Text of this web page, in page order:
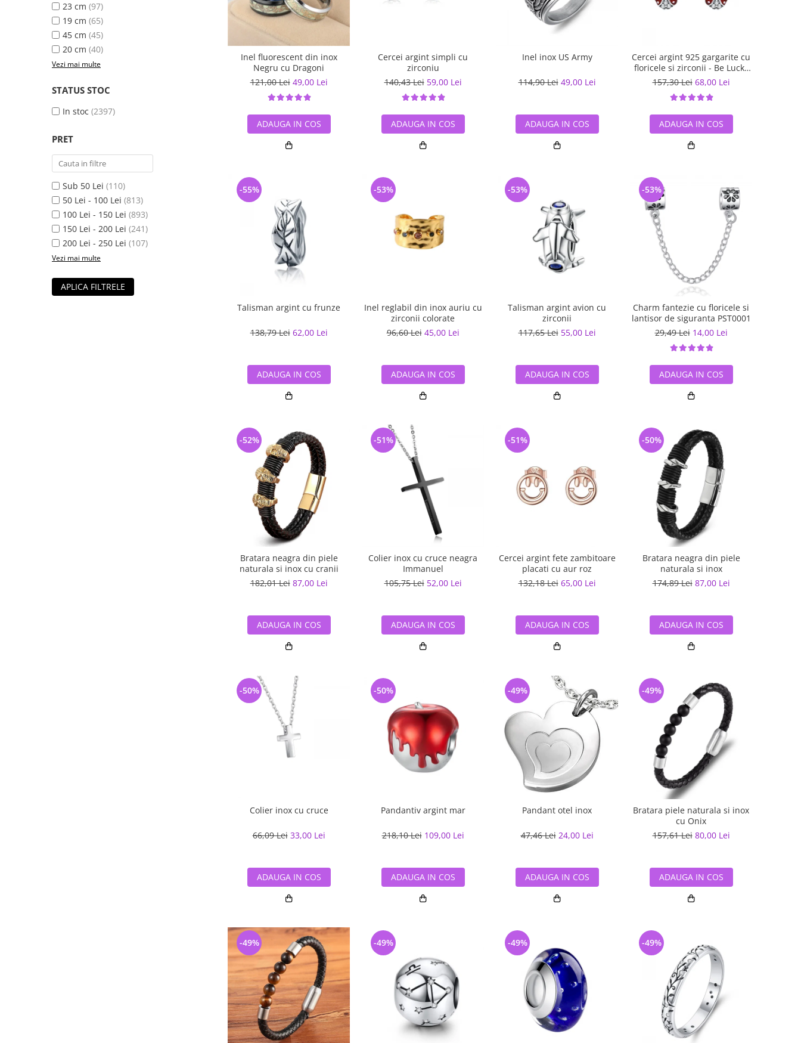
23 cm (97)
19 cm (65)
45 cm (45)
20 cm (40)
Vezi mai multe
STATUS STOC
In stoc (2397)
PRET
Sub 50 Lei (110)
50 Lei - 100 Lei (813)
100 Lei - 150 Lei (893)
150 Lei - 200 Lei (241)
200 Lei - 250 Lei (107)
Vezi mai multe
APLICA FILTRELE
Inel fluorescent din inox
Negru cu Dragoni
121,00 Lei 49,00 Lei
ADAUGA IN COS
Cercei argint simpli cu
zirconiu
140,43 Lei 59,00 Lei
ADAUGA IN COS
Inel inox US Army
114,90 Lei 49,00 Lei
ADAUGA IN COS
Cercei argint 925 gargarite cu
floricele si zirconii - Be Lucky
EST0022
157,30 Lei 68,00 Lei
ADAUGA IN COS
Talisman argint cu frunze
138,79 Lei 62,00 Lei
-55%
ADAUGA IN COS
Inel reglabil din inox auriu cu
zirconii colorate
96,60 Lei 45,00 Lei
-53%
ADAUGA IN COS
Talisman argint avion cu
zirconii
117,65 Lei 55,00 Lei
-53%
ADAUGA IN COS
Charm fantezie cu floricele si
lantisor de siguranta PST0001
29,49 Lei 14,00 Lei
-53%
ADAUGA IN COS
Bratara neagra din piele
naturala si inox cu cranii
182,01 Lei 87,00 Lei
-52%
ADAUGA IN COS
Colier inox cu cruce neagra
Immanuel
105,75 Lei 52,00 Lei
-51%
ADAUGA IN COS
Cercei argint fete zambitoare
placati cu aur roz
132,18 Lei 65,00 Lei
-51%
ADAUGA IN COS
Bratara neagra din piele
naturala si inox
174,89 Lei 87,00 Lei
-50%
ADAUGA IN COS
Colier inox cu cruce
66,09 Lei 33,00 Lei
-50%
ADAUGA IN COS
Pandantiv argint mar
218,10 Lei 109,00 Lei
-50%
ADAUGA IN COS
Pandant otel inox
47,46 Lei 24,00 Lei
-49%
ADAUGA IN COS
Bratara piele naturala si inox
cu Onix
157,61 Lei 80,00 Lei
-49%
ADAUGA IN COS
-49% -49% -49% -49%